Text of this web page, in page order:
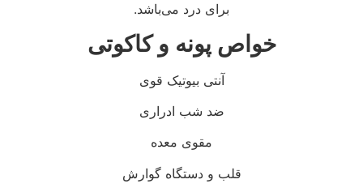
برای درد می‌باشد.
خواص پونه و کاکوتی
آنتی بیوتیک قوی
ضد شب ادراری
مقوی معده
قلب و دستگاه گوارش